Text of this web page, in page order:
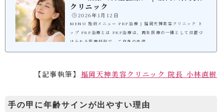
クリニック
2026年1月12日
MENU 施術メニュー PRP治療 | 福岡天神美容クリニック ト
ップ PRP治療とは PRP治療は、再生医療の一種として位置づ
けられる医療技術で、ご自身の血液...
【記事執筆】 福岡天神美容クリニック 院長 小林直樹
手の甲に年齢サインが出やすい理由